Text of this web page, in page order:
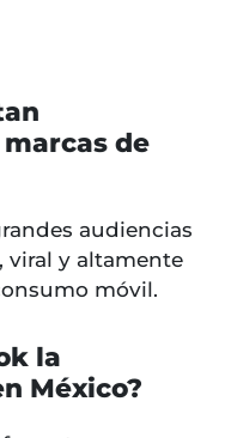
de
audiencias
viral y altamente
móvil.
la
México?